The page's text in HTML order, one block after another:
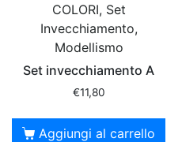
COLORI, Set
Invecchiamento,
Modellismo
Set invecchiamento A
€11,80
Aggiungi al carrello